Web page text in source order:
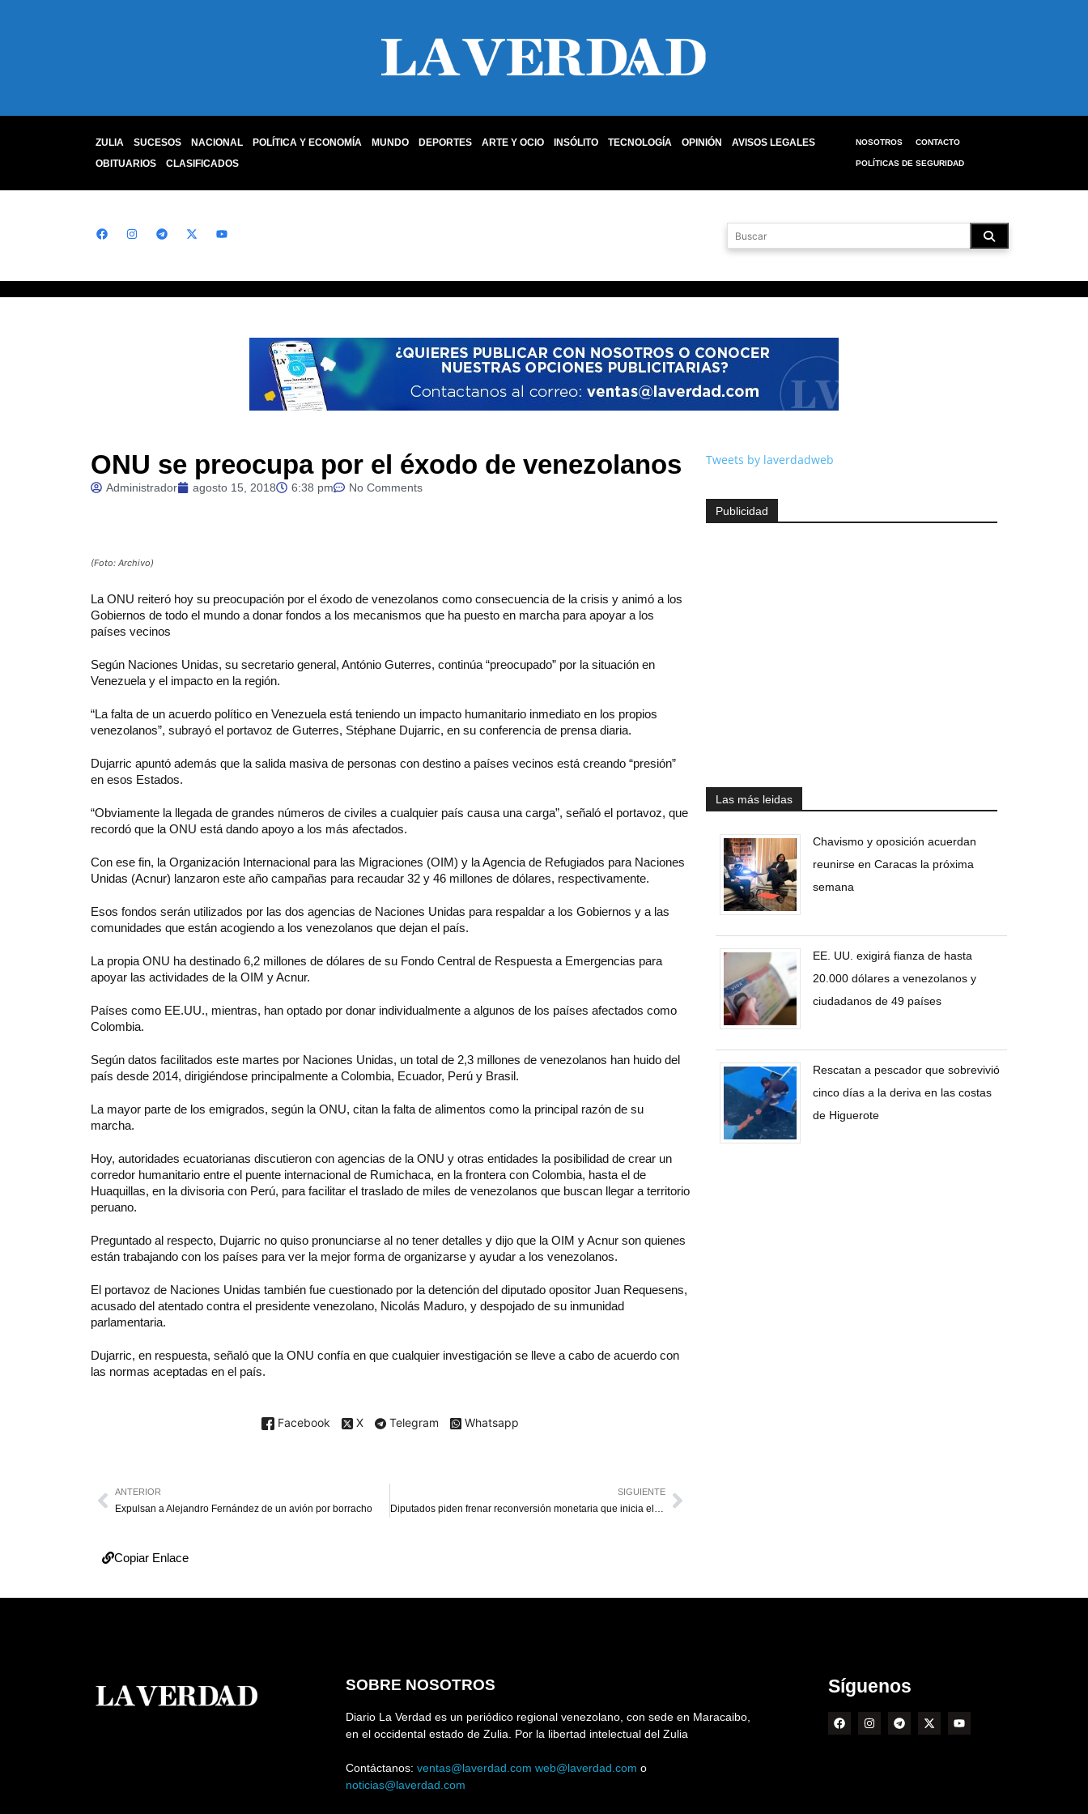
ZULIA SUCESOS NACIONAL POLÍTICA Y ECONOMÍA MUNDO DEPORTES ARTE Y OCIO INSÓLITO TECNOLOGÍA OPINIÓN
AVISOS LEGALES
OBITUARIOS
CLASIFICADOS
NOSOTROS CONTACTO
POLÍTICAS DE SEGURIDAD
ONU se preocupa por el éxodo de venezolanos
Administrador agosto 15, 2018 6:38 pm No Comments
(Foto: Archivo)
La ONU reiteró hoy su preocupación por el éxodo de venezolanos como consecuencia de la crisis y animó a los
Gobiernos de todo el mundo a donar fondos a los mecanismos que ha puesto en marcha para apoyar a los
países vecinos
Según Naciones Unidas, su secretario general, António Guterres, continúa “preocupado” por la situación en
Venezuela y el impacto en la región.
“La falta de un acuerdo político en Venezuela está teniendo un impacto humanitario inmediato en los propios
venezolanos”, subrayó el portavoz de Guterres, Stéphane Dujarric, en su conferencia de prensa diaria.
Dujarric apuntó además que la salida masiva de personas con destino a países vecinos está creando “presión”
en esos Estados.
“Obviamente la llegada de grandes números de civiles a cualquier país causa una carga”, señaló el portavoz, que
recordó que la ONU está dando apoyo a los más afectados.
Con ese fin, la Organización Internacional para las Migraciones (OIM) y la Agencia de Refugiados para Naciones
Unidas (Acnur) lanzaron este año campañas para recaudar 32 y 46 millones de dólares, respectivamente.
Esos fondos serán utilizados por las dos agencias de Naciones Unidas para respaldar a los Gobiernos y a las
comunidades que están acogiendo a los venezolanos que dejan el país.
La propia ONU ha destinado 6,2 millones de dólares de su Fondo Central de Respuesta a Emergencias para
apoyar las actividades de la OIM y Acnur.
Países como EE.UU., mientras, han optado por donar individualmente a algunos de los países afectados como
Colombia.
Según datos facilitados este martes por Naciones Unidas, un total de 2,3 millones de venezolanos han huido del
país desde 2014, dirigiéndose principalmente a Colombia, Ecuador, Perú y Brasil.
La mayor parte de los emigrados, según la ONU, citan la falta de alimentos como la principal razón de su
marcha.
Hoy, autoridades ecuatorianas discutieron con agencias de la ONU y otras entidades la posibilidad de crear un
corredor humanitario entre el puente internacional de Rumichaca, en la frontera con Colombia, hasta el de
Huaquillas, en la divisoria con Perú, para facilitar el traslado de miles de venezolanos que buscan llegar a territorio
peruano.
Preguntado al respecto, Dujarric no quiso pronunciarse al no tener detalles y dijo que la OIM y Acnur son quienes
están trabajando con los países para ver la mejor forma de organizarse y ayudar a los venezolanos.
El portavoz de Naciones Unidas también fue cuestionado por la detención del diputado opositor Juan Requesens,
acusado del atentado contra el presidente venezolano, Nicolás Maduro, y despojado de su inmunidad
parlamentaria.
Dujarric, en respuesta, señaló que la ONU confía en que cualquier investigación se lleve a cabo de acuerdo con
las normas aceptadas en el país.
Facebook X Telegram Whatsapp
Tweets by laverdadweb
Publicidad
Las más leidas
Chavismo y oposición acuerdan
reunirse en Caracas la próxima
semana
EE. UU. exigirá fianza de hasta
20.000 dólares a venezolanos y
ciudadanos de 49 países
Rescatan a pescador que sobrevivió
cinco días a la deriva en las costas
de Higuerote
ANTERIOR
Expulsan a Alejandro Fernández de un avión por borracho
SIGUIENTE
Diputados piden frenar reconversión monetaria que inicia el lunes
Copiar Enlace
SOBRE NOSOTROS
Diario La Verdad es un periódico regional venezolano, con sede en Maracaibo,
en el occidental estado de Zulia. Por la libertad intelectual del Zulia
Contáctanos: ventas@laverdad.com web@laverdad.com o
noticias@laverdad.com
Síguenos